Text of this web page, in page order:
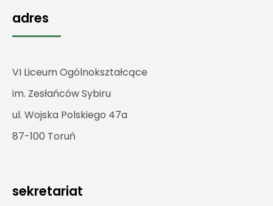
adres
VI Liceum Ogólnokształcące
im. Zesłańców Sybiru
ul. Wojska Polskiego 47a
87-100 Toruń
sekretariat